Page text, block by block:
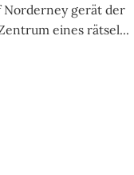
Norderney gerät der
eines rätsel...